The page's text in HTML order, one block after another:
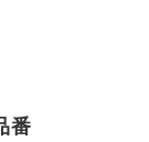
番